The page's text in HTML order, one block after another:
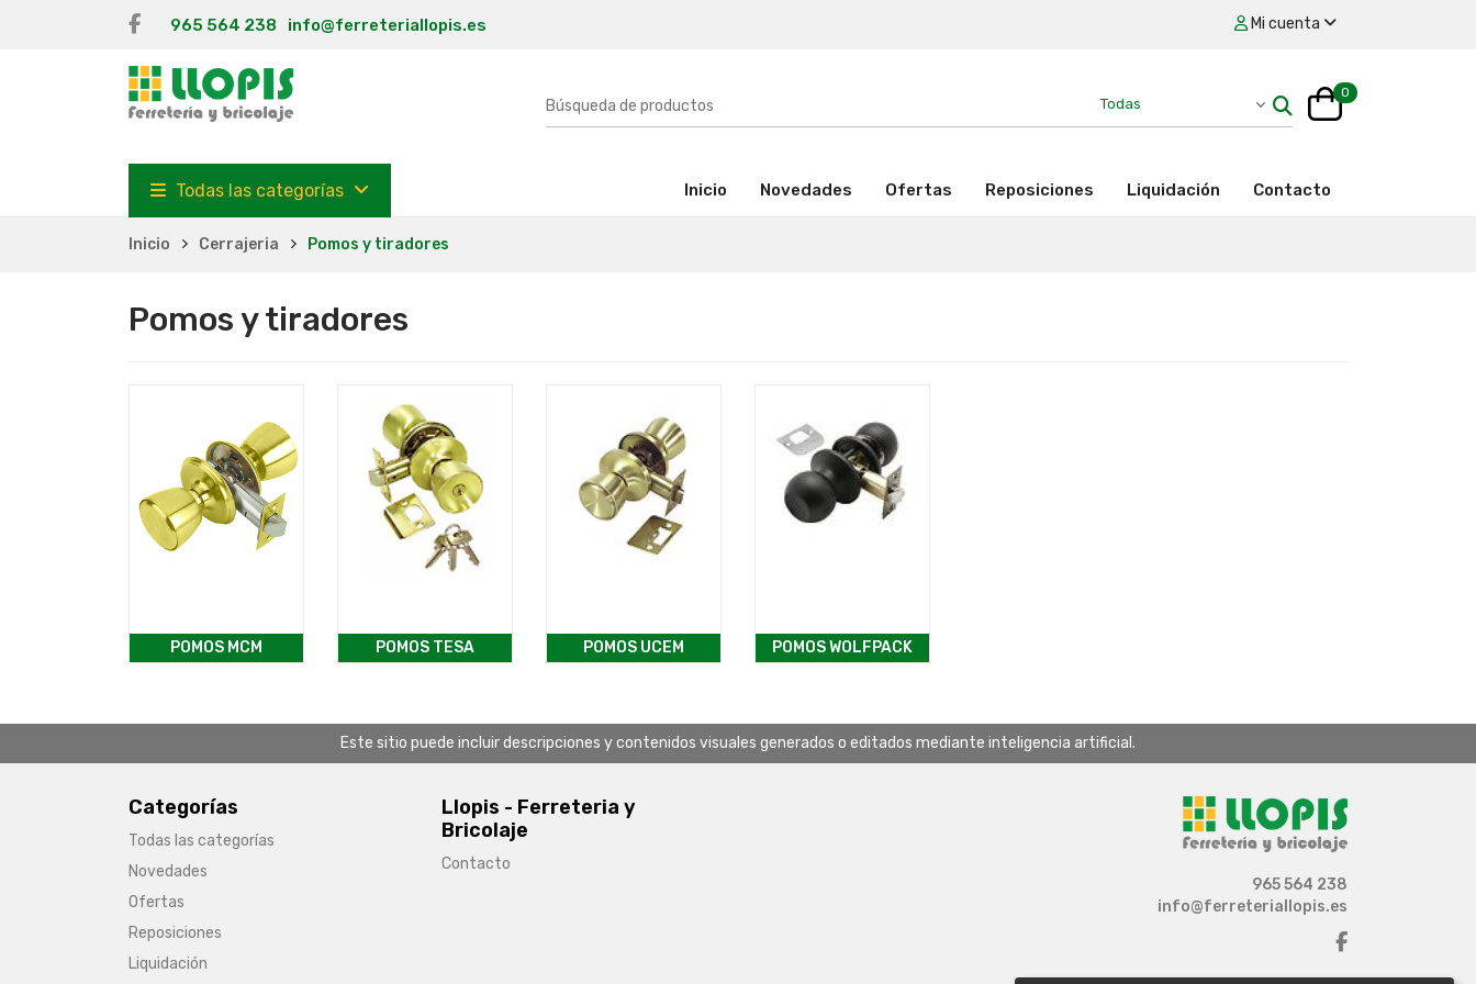
965 564 238 info@ferreteriallopis.es Mi cuenta
0
Todas las categorías Inicio (activo)Novedades Ofertas Reposiciones Liquidación Contacto
Inicio Cerrajeria Pomos y tiradores
Pomos y tiradores
POMOS MCM POMOS TESA POMOS UCEM POMOS WOLFPACK
Este sitio puede incluir descripciones y contenidos visuales generados o editados mediante inteligencia artificial.
Categorías
Todas las categorías
Novedades
Ofertas
Reposiciones
Liquidación
Llopis - Ferreteria y
Bricolaje
Contacto
965 564 238
info@ferreteriallopis.es